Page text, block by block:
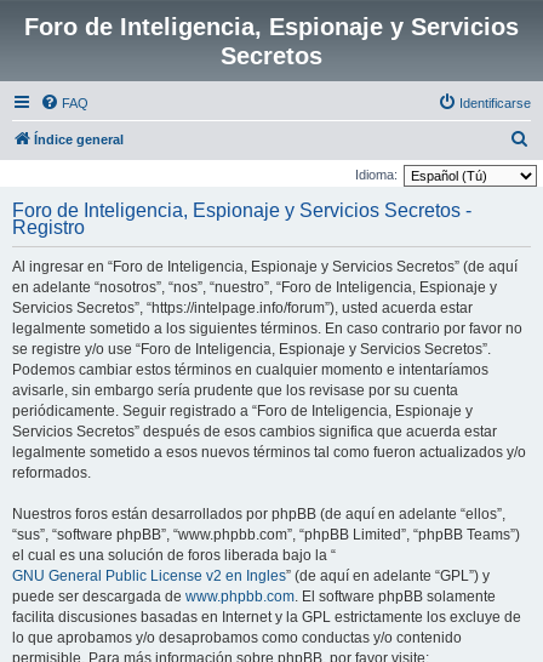
Foro de Inteligencia, Espionaje y Servicios
Secretos
FAQ Identificarse
Índice general
u
Idioma:
Foro de Inteligencia, Espionaje y Servicios Secretos -
Registro
Al ingresar en “Foro de Inteligencia, Espionaje y Servicios Secretos” (de aquí
en adelante “nosotros”, “nos”, “nuestro”, “Foro de Inteligencia, Espionaje y
Servicios Secretos”, “https://intelpage.info/forum”), usted acuerda estar
legalmente sometido a los siguientes términos. En caso contrario por favor no
se registre y/o use “Foro de Inteligencia, Espionaje y Servicios Secretos”.
Podemos cambiar estos términos en cualquier momento e intentaríamos
avisarle, sin embargo sería prudente que los revisase por su cuenta
periódicamente. Seguir registrado a “Foro de Inteligencia, Espionaje y
Servicios Secretos” después de esos cambios significa que acuerda estar
legalmente sometido a esos nuevos términos tal como fueron actualizados y/o
reformados.
Nuestros foros están desarrollados por phpBB (de aquí en adelante “ellos”,
“sus”, “software phpBB”, “www.phpbb.com”, “phpBB Limited”, “phpBB Teams”)
el cual es una solución de foros liberada bajo la “
GNU General Public License v2 en Ingles” (de aquí en adelante “GPL”) y
puede ser descargada de www.phpbb.com. El software phpBB solamente
facilita discusiones basadas en Internet y la GPL estrictamente los excluye de
lo que aprobamos y/o desaprobamos como conductas y/o contenido
permisible. Para más información sobre phpBB, por favor visite: